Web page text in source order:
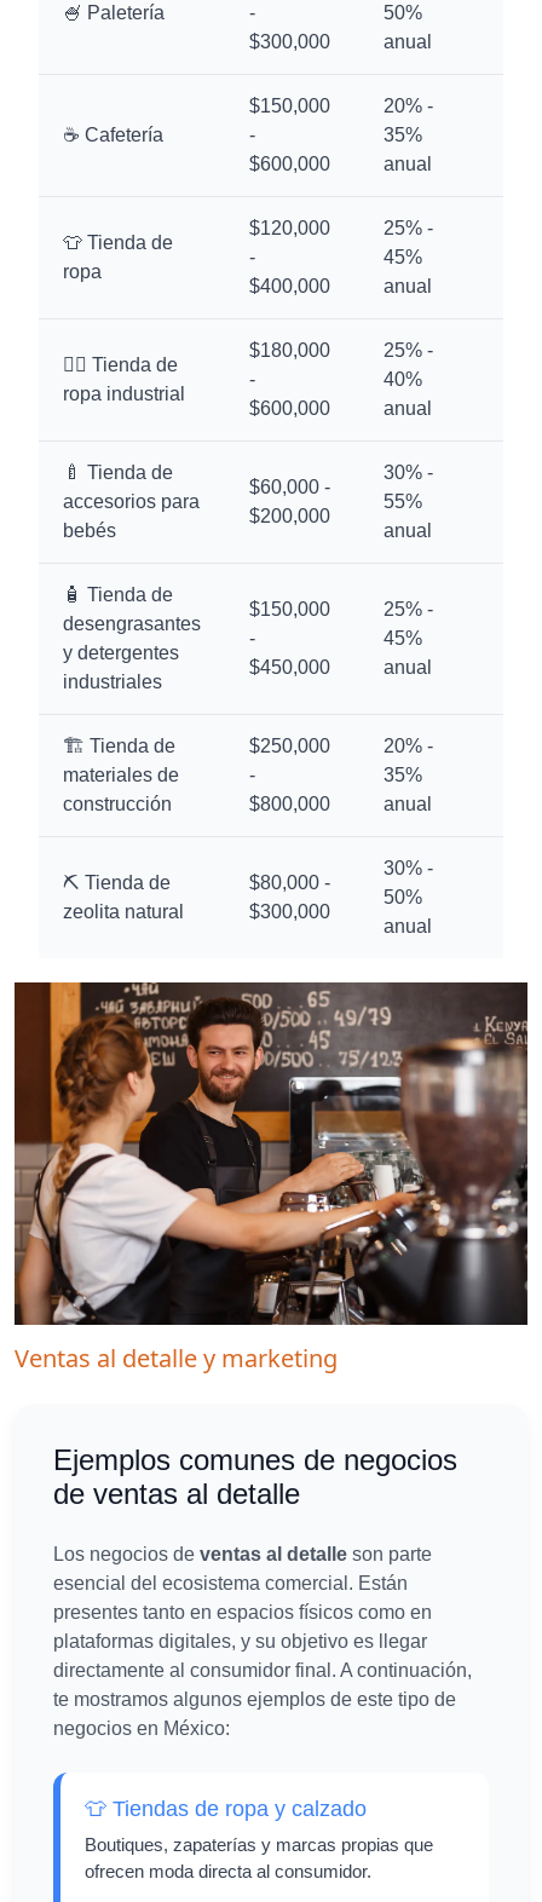
🍧 Paletería
-
$300,000
50%
anual
☕ Cafetería
$150,000
-
$600,000
20% -
35%
anual
👕 Tienda de
ropa
$120,000
-
$400,000
25% -
45%
anual
👷‍♂️ Tienda de
ropa industrial
$180,000
-
$600,000
25% -
40%
anual
🍼 Tienda de
accesorios para
bebés
$60,000 -
$200,000
30% -
55%
anual
🧴 Tienda de
desengrasantes
y detergentes
industriales
$150,000
-
$450,000
25% -
45%
anual
🏗️ Tienda de
materiales de
construcción
$250,000
-
$800,000
20% -
35%
anual
⛏️ Tienda de
zeolita natural
$80,000 -
$300,000
30% -
50%
anual
Ventas al detalle y marketing
Ejemplos comunes de negocios
de ventas al detalle
Los negocios de ventas al detalle son parte
esencial del ecosistema comercial. Están
presentes tanto en espacios físicos como en
plataformas digitales, y su objetivo es llegar
directamente al consumidor final. A continuación,
te mostramos algunos ejemplos de este tipo de
negocios en México:
👕 Tiendas de ropa y calzado
Boutiques, zapaterías y marcas propias que
ofrecen moda directa al consumidor.